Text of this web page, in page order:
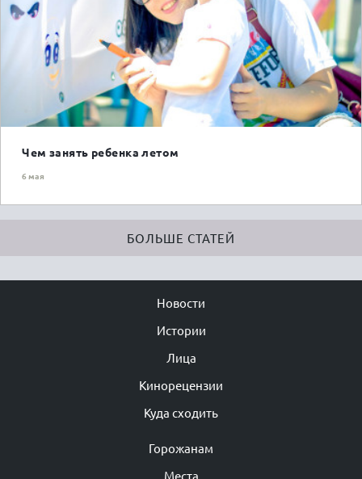
Чем занять ребенка летом
6 мая
БОЛЬШЕ СТАТЕЙ
Новости
Истории
Лица
Кинорецензии
Куда сходить
Горожанам
Места